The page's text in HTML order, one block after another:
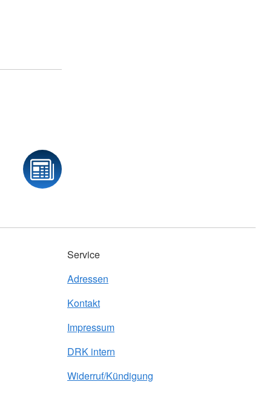
Service
Adressen
Kontakt
Impressum
DRK intern
Widerruf/Kündigung